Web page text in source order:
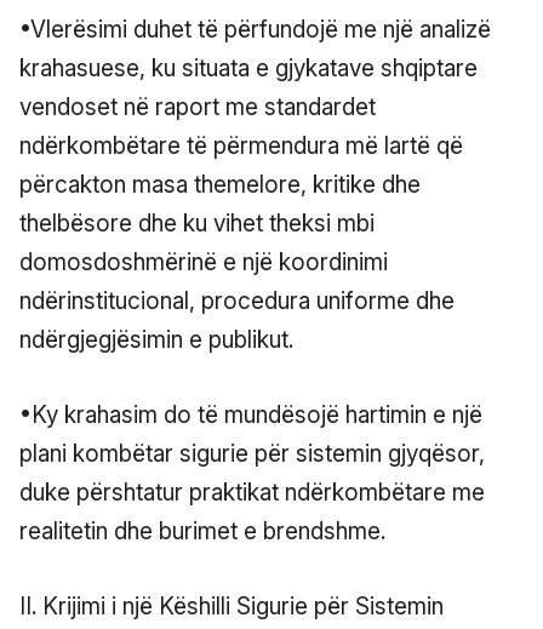
•Vlerësimi duhet të përfundojë me një analizë
krahasuese, ku situata e gjykatave shqiptare
vendoset në raport me standardet
ndërkombëtare të përmendura më lartë që
përcakton masa themelore, kritike dhe
thelbësore dhe ku vihet theksi mbi
domosdoshmërinë e një koordinimi
ndërinstitucional, procedura uniforme dhe
ndërgjegjësimin e publikut.
•Ky krahasim do të mundësojë hartimin e një
plani kombëtar sigurie për sistemin gjyqësor,
duke përshtatur praktikat ndërkombëtare me
realitetin dhe burimet e brendshme.
II. Krijimi i një Këshilli Sigurie për Sistemin